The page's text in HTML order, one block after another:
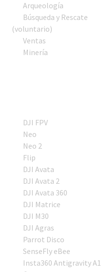
Arqueología
Búsqueda y Rescate
(voluntario)
Ventas
Minería
DJI FPV
Neo
Neo 2
Flip
DJI Avata
DJI Avata 2
DJI Avata 360
DJI Matrice
DJI M30
DJI Agras
Parrot Disco
SenseFly eBee
Insta360 Antigravity A1